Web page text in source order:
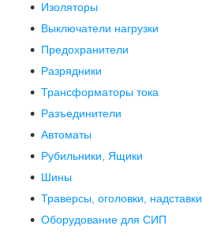
Изоляторы
Выключатели нагрузки
Предохранители
Разрядники
Трансформаторы тока
Разъединители
Автоматы
Рубильники, Ящики
Шины
Траверсы, оголовки, надставки
Оборудование для СИП